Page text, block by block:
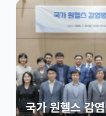
국가 원헬스 감